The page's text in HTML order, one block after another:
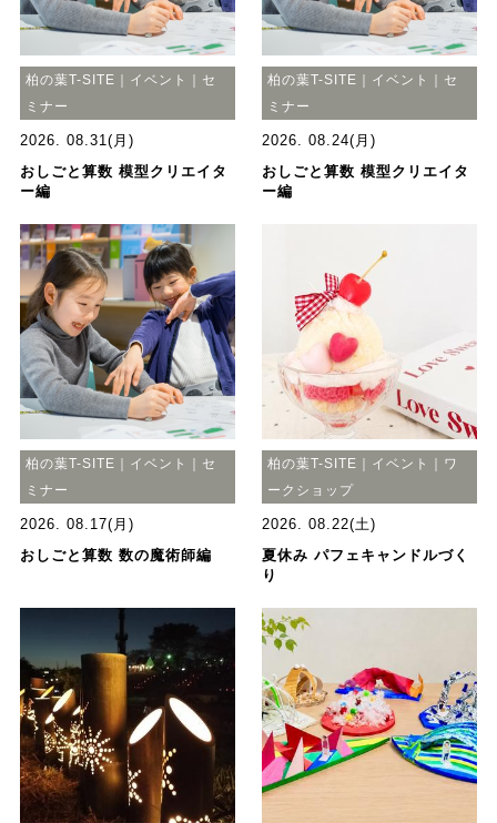
柏の葉T-SITE｜イベント｜セ
ミナー
2026. 08.31(月)
おしごと算数 模型クリエイタ
ー編
柏の葉T-SITE｜イベント｜セ
ミナー
2026. 08.24(月)
おしごと算数 模型クリエイタ
ー編
柏の葉T-SITE｜イベント｜セ
ミナー
2026. 08.17(月)
おしごと算数 数の魔術師編
柏の葉T-SITE｜イベント｜ワ
ークショップ
2026. 08.22(土)
夏休み パフェキャンドルづく
り